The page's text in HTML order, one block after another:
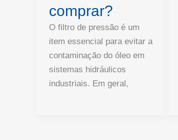
comprar?
O filtro de pressão é um
item essencial para evitar a
contaminação do óleo em
sistemas hidráulicos
industriais. Em geral,